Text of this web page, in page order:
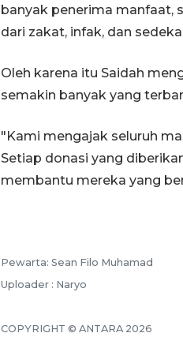
banyak penerima manfaat,
dari zakat, infak, dan
Oleh karena itu Saidah
semakin banyak yang
"Kami mengajak seluruh
Setiap donasi yang
membantu mereka yang
Pewarta: Sean Filo Muhamad
Uploader : Naryo
COPYRIGHT © ANTARA 2026